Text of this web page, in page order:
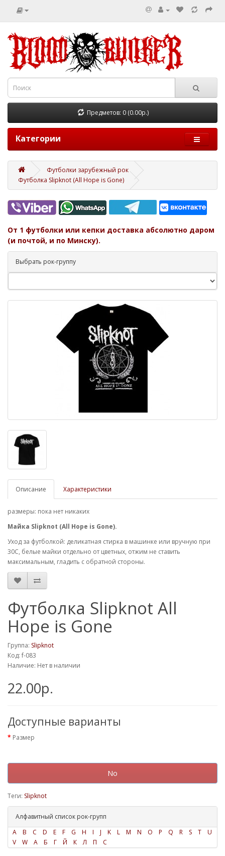
Предметов: 0 (0.00р.)
Категории
Футболки зарубежный рок
Футболка Slipknot (All Hope is Gone)
От 1 футболки или кепки доставка абсолютно даром
(и почтой, и по Минску).
Выбрать рок-группу
Описание Характеристики
размеры: пока нет никаких
Майка Slipknot (All Hope is Gone).
Уход за футболкой: деликатная стирка в машинке или вручную при
30С, белые майки отдельно от цветных, отжим не ставить
максимальным, гладить с обратной стороны.
Футболка Slipknot All
Hope is Gone
Группа: Slipknot
Код: f-083
Наличие: Нет в наличии
22.00р.
Доступные варианты
Размер
No
Теги: Slipknot
Алфавитный список рок-групп
A
B C D E F G H I J K L M N O P Q R S T
U
V
W А Б Г Й К Л П С